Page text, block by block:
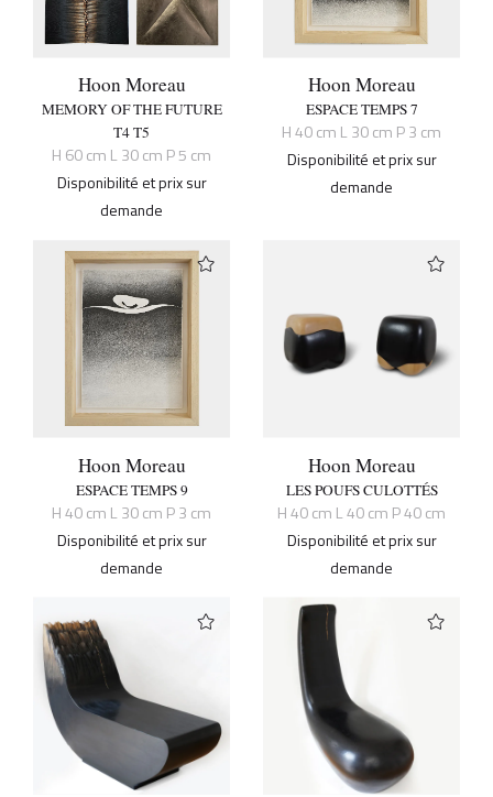
Hoon Moreau
MEMORY OF THE FUTURE
T4 T5
H 60 cm L 30 cm P 5 cm
Disponibilité et prix sur
demande
Hoon Moreau
ESPACE TEMPS 7
H 40 cm L 30 cm P 3 cm
Disponibilité et prix sur
demande
Hoon Moreau
ESPACE TEMPS 9
H 40 cm L 30 cm P 3 cm
Disponibilité et prix sur
demande
Hoon Moreau
LES POUFS CULOTTÉS
H 40 cm L 40 cm P 40 cm
Disponibilité et prix sur
demande